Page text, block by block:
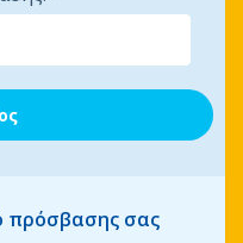
πρόσβασης σας